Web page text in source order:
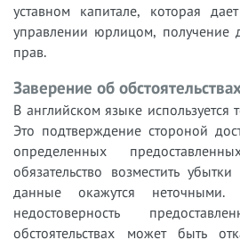
уставном капитале, которая
управлении юрлицом, получение
прав.
Заверение об
В английском языке используется
Это подтверждение стороной
определенных
обязательство возместить
данные окажутся
недостоверность
обстоятельствах может быть